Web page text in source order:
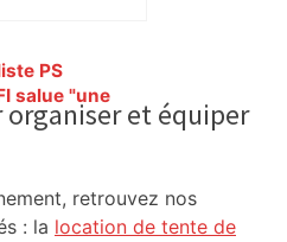
PS
salue "une
à la
et équiper
retrouvez nos
: la location de tente de